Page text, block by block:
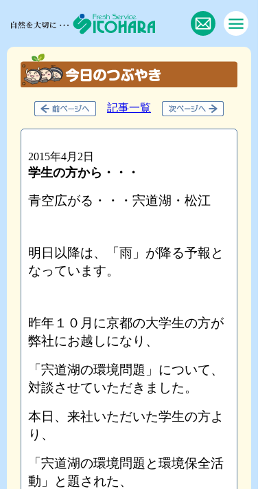
記事一覧
2015年4月2日
学生の方から・・・
青空広がる・・・宍道湖・松江
明日以降は、「雨」が降る予報と
なっています。
昨年１０月に京都の大学生の方が
弊社にお越しになり、
「宍道湖の環境問題」について、
対談させていただきました。
本日、来社いただいた学生の方よ
り、
「宍道湖の環境問題と環境保全活
動」と題された、